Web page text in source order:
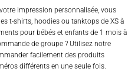
impression personnalisée, vous
t-shirts, hoodies ou tanktops de XS à
pour bébés et enfants de 1 mois à
de groupe ? Utilisez notre
facilement des produits
différents en une seule fois.